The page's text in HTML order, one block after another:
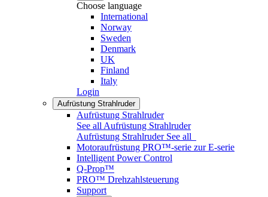
Choose language
International
Norway
Sweden
Denmark
UK
Finland
Italy
Login
Aufrüstung Strahlruder
Aufrüstung Strahlruder
See all Aufrüstung Strahlruder
Aufrüstung Strahlruder See all
Motoraufrüstung PRO™-serie zur E-serie
Intelligent Power Control
Q-Prop™
PRO™ Drehzahlsteuerung
Support